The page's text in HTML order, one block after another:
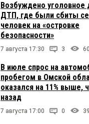
Возбуждено уголовное
ДТП, где были сбиты
человек на «островке
безопасности»
7 августа 17:30 3
В июле спрос на
пробегом в Омской
оказался на 11% выше,
назад
7 августа 17:00 0